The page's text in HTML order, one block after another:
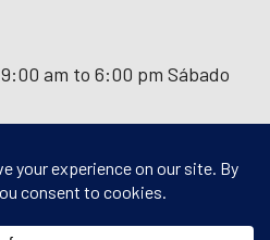
9:00 am to 6:00 pm Sábado